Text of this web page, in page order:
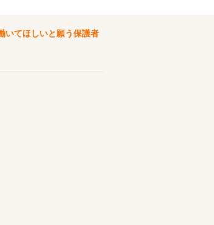
いてほしいと願う保護者